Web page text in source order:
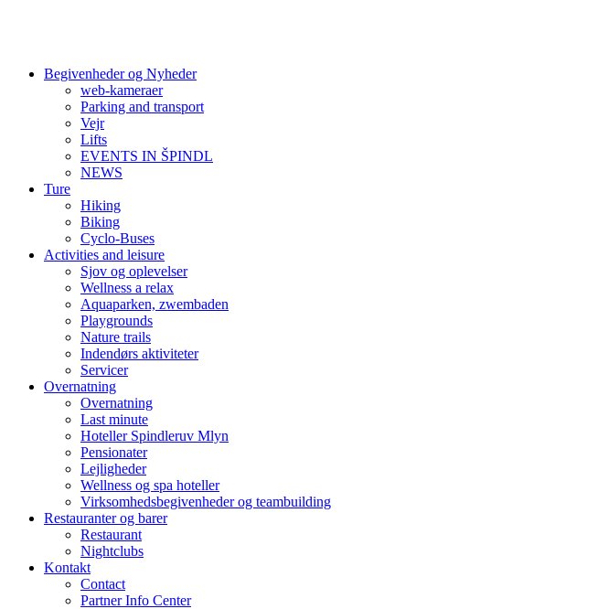
Begivenheder og Nyheder
web-kameraer
Parking and transport
Vejr
Lifts
EVENTS IN ŠPINDL
NEWS
Ture
Hiking
Biking
Cyclo-Buses
Activities and leisure
Sjov og oplevelser
Wellness a relax
Aquaparken, zwembaden
Playgrounds
Nature trails
Indendørs aktiviteter
Servicer
Overnatning
Overnatning
Last minute
Hoteller Spindleruv Mlyn
Pensionater
Lejligheder
Wellness og spa hoteller
Virksomhedsbegivenheder og teambuilding
Restauranter og barer
Restaurant
Nightclubs
Kontakt
Contact
Partner Info Center